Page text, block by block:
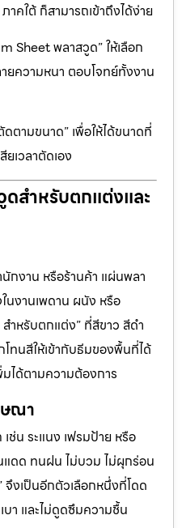
าคใต้ ก็สามารถเข้าถึงได้ง่าย
Sheet พลาสวูด” ให้เลือก
ยความหนา ตอบโจทย์ทั้งงาน
ตามขนาด” เพื่อให้ได้ขนาดที่
ยเวลาตัดเอง
สำหรับตกแต่งและ
กงาน หรือร้านค้า แผ่นพลา
นงานเพดาน ผนัง หรือ
ำหรับตกแต่ง” ที่สีขาว สีดำ
โทนสีให้เข้ากับธีมของพื้นที่ได้
ได้ตามความต้องการ
ษณา
ช่น ระแนง เฟรมป้าย หรือ
ดด ทนฝน ไม่บวม ไม่ผุกร่อน
งเป็นอีกตัวเลือกหนึ่งที่โดด
บา และไม่ดูดซึมความชื้น